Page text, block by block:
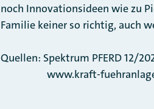
noch Innovationsideen wie zu
Familie keiner so richtig, auch
Quellen: Spektrum PFERD 12/
www.kraft-